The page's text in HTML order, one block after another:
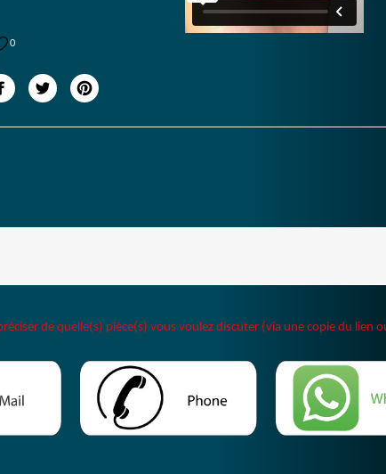
0
de quelle(s) pièce(s) vous voulez discuter (via une copie du lien